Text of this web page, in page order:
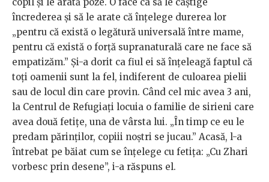
încrederea și să le arate că înțelege durerea lor
„pentru că există o legătură universală între mame,
pentru că există o forță supranaturală care ne face să
empatizăm.” Și-a dorit ca fiul ei să înțeleagă faptul că
toți oamenii sunt la fel, indiferent de culoarea pielii
sau de locul din care provin. Când cel mic avea 3 ani,
la Centrul de Refugiați locuia o familie de sirieni care
avea două fetițe, una de vârsta lui. „În timp ce eu le
predam părinților, copiii noștri se jucau.” Acasă, l-a
întrebat pe băiat cum se înțelege cu fetița: „Cu Zhari
vorbesc prin desene”, i-a răspuns el.